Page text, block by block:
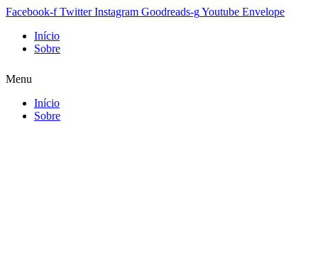
Facebook-f Twitter Instagram Goodreads-gYoutube Envelope
Início
Sobre
Menu
Início
Sobre